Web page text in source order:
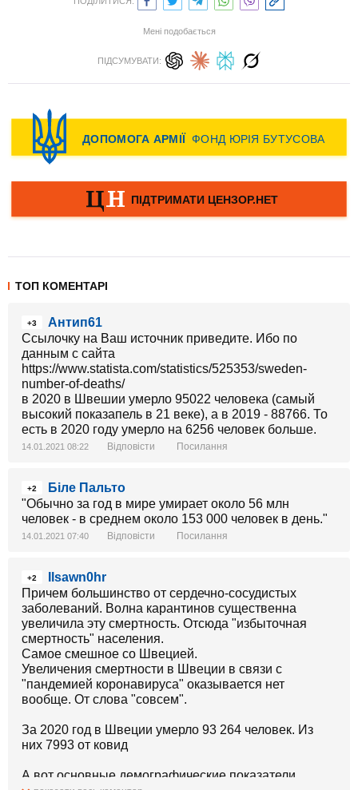
Мені подобається
ПІДСУМУВАТИ:
ТОП КОМЕНТАРІ
+3
Антип61
Ссылочку на Ваш источник приведите. Ибо по
данным с сайта
https://www.statista.com/statistics/525353/sweden-
number-of-deaths/
в 2020 в Швешии умерло 95022 человека (самый
высокий показапель в 21 веке), а в 2019 - 88766. То
есть в 2020 году умерло на 6256 человек больше.
14.01.2021 08:22 Відповісти Посилання
+2
Біле Пальто
"Обычно за год в мире умирает около 56 млн
человек - в среднем около 153 000 человек в день."
14.01.2021 07:40 Відповісти Посилання
+2
Ilsawn0hr
Причем большинство от сердечно-сосудистых
заболеваний. Волна карантинов существенна
увеличила эту смертность. Отсюда "избыточная
смертность" населения.
Самое смешное со Швецией.
Увеличения смертности в Швеции в связи с
"пандемией коронавируса" оказывается нет
вообще. От слова "совсем".
За 2020 год в Швеции умерло 93 264 человек. Из
них 7993 от ковид
А вот основные демографические показатели